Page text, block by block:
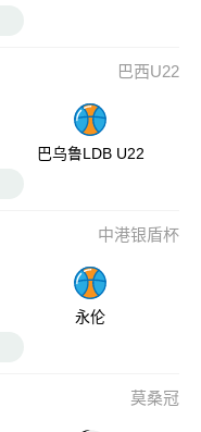
巴西U22
巴乌鲁LDB U22
中港银盾杯
永伦
莫桑冠